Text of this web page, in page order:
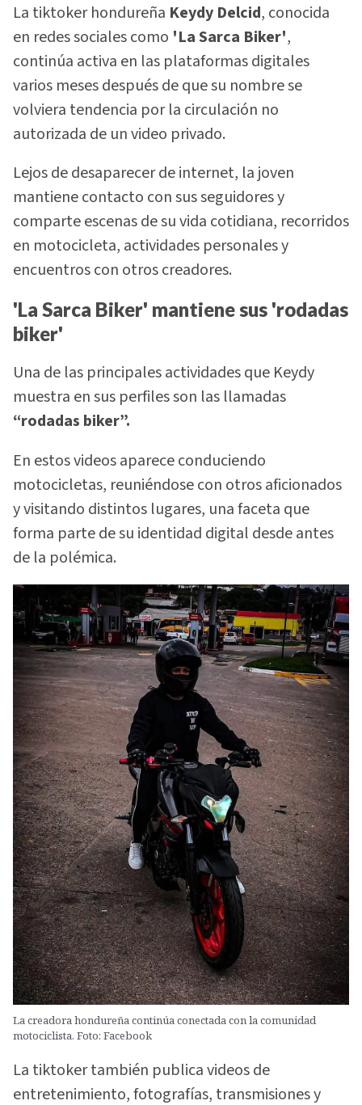
La tiktoker hondureña Keydy Delcid, conocida
en redes sociales como 'La Sarca Biker',
continúa activa en las plataformas digitales
varios meses después de que su nombre se
volviera tendencia por la circulación no
autorizada de un video privado.
Lejos de desaparecer de internet, la joven
mantiene contacto con sus seguidores y
comparte escenas de su vida cotidiana, recorridos
en motocicleta, actividades personales y
encuentros con otros creadores.
'La Sarca Biker' mantiene sus 'rodadas
biker'
Una de las principales actividades que Keydy
muestra en sus perfiles son las llamadas
“rodadas biker”.
En estos videos aparece conduciendo
motocicletas, reuniéndose con otros aficionados
y visitando distintos lugares, una faceta que
forma parte de su identidad digital desde antes
de la polémica.
La creadora hondureña continúa conectada con la comunidad
motociclista. Foto: Facebook
La tiktoker también publica videos de
entretenimiento, fotografías, transmisiones y